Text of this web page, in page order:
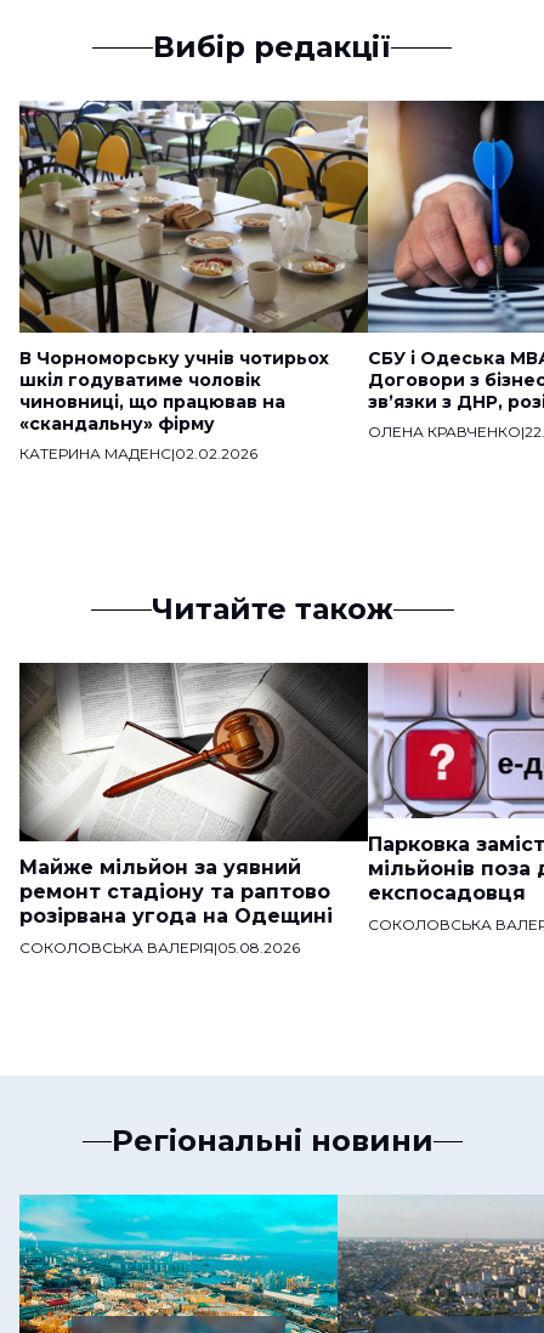
Вибір редакції
В Чорноморську учнів чотирьох
шкіл годуватиме чоловік
чиновниці, що працював на
«скандальну» фірму
КАТЕРИНА МАДЕНС|02.02.2026
СБУ і Одеська
Договори з
звʼязки з ДНР,
ОЛЕНА КРАВЧЕНКО|
Читайте також
Майже мільйон за уявний
ремонт стадіону та раптово
розірвана угода на Одещині
СОКОЛОВСЬКА ВАЛЕРІЯ|05.08.2026
Парковка
мільйонів поза
експосадовця
СОКОЛОВСЬКА
Регіональні новини